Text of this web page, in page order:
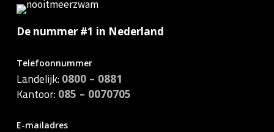
De nummer #1 in Nederland
Telefoonnummer
Landelijk: 0800 – 0881
Kantoor: 085 – 0070705
E-mailadres